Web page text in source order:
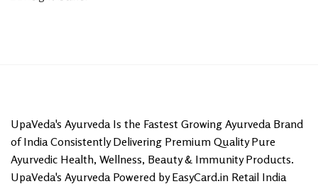
UpaVeda's Ayurveda Is the Fastest Growing Ayurveda Brand
of India Consistently Delivering Premium Quality Pure
Ayurvedic Health, Wellness, Beauty & Immunity Products.
UpaVeda's Ayurveda Powered by EasyCard.in Retail India